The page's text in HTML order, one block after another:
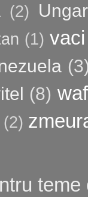
(2)
(1) vaci
(8)
(2)